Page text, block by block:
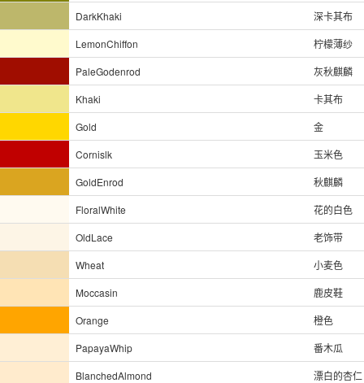
DarkKhaki
深卡其布
LemonChiffon
柠檬薄纱
PaleGodenrod
灰秋麒麟
Khaki
卡其布
Gold
金
Cornislk
玉米色
GoldEnrod
秋麒麟
FloralWhite
花的白色
OldLace
老饰带
Wheat
小麦色
Moccasin
鹿皮鞋
Orange
橙色
PapayaWhip
番木瓜
BlanchedAlmond
漂白的杏仁